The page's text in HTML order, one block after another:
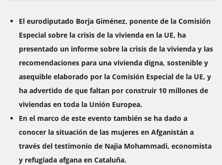
El eurodiputado Borja Giménez, ponente de la Comisión
Especial sobre la crisis de la vivienda en la UE, ha
presentado un informe sobre la crisis de la vivienda y las
recomendaciones para una vivienda digna, sostenible y
asequible elaborado por la Comisión Especial de la UE, y
ha advertido de que faltan por construir 10 millones de
viviendas en toda la Unión Europea.
En el marco de este evento también se ha dado a
conocer la situación de las mujeres en Afganistán a
través del testimonio de Najia Mohammadi, economista
y refugiada afgana en Cataluña.